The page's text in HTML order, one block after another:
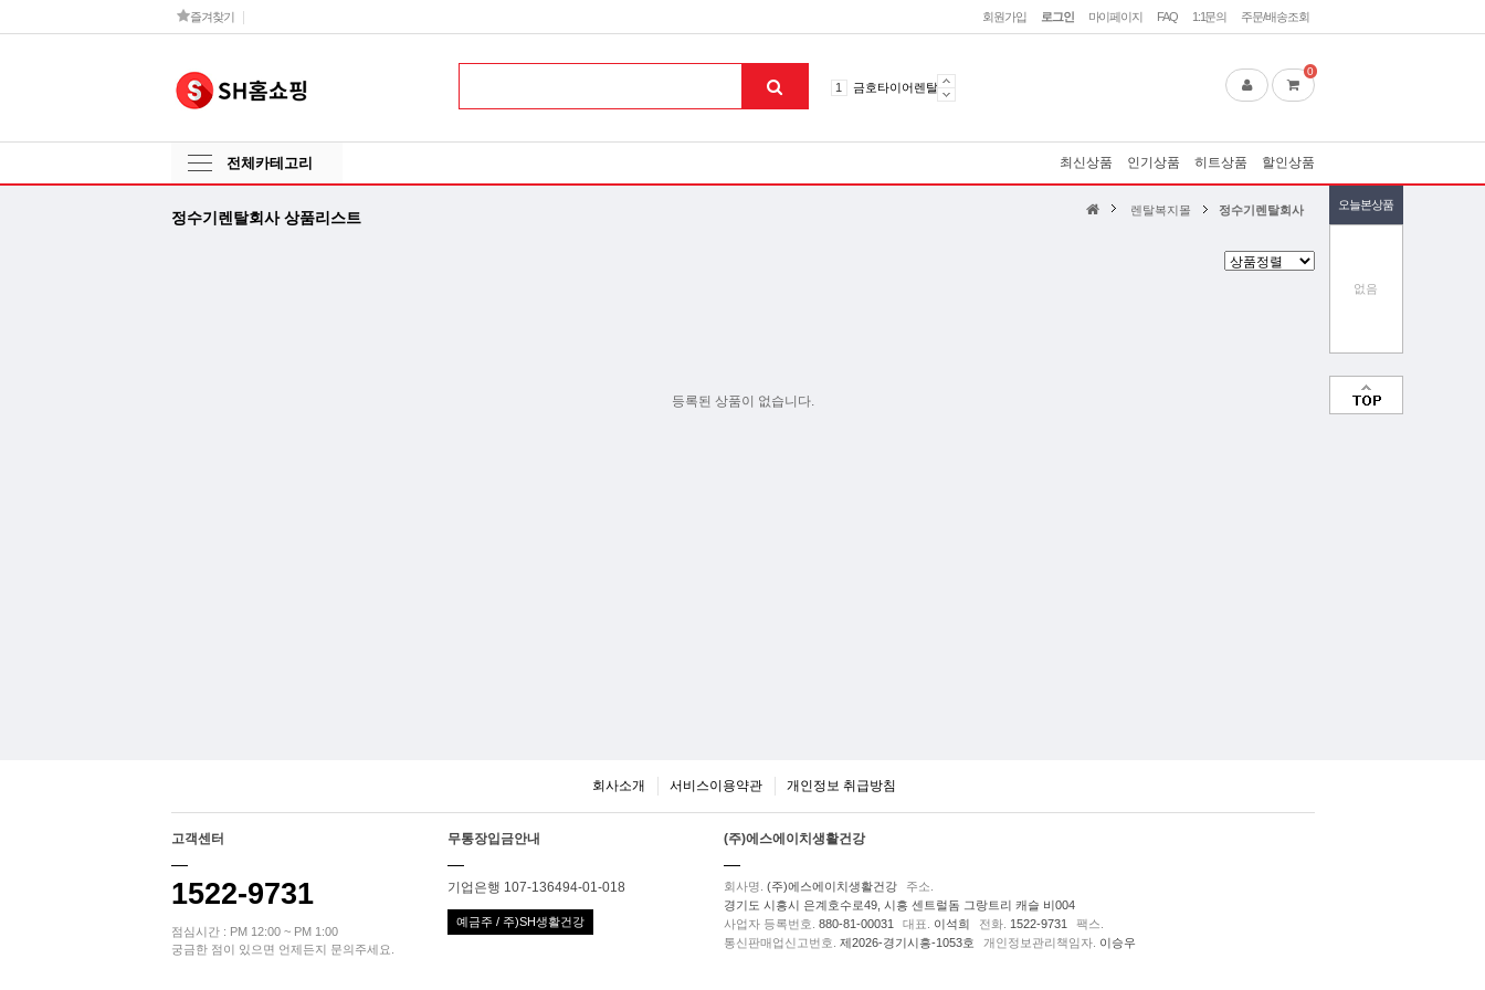
회원가입 로그인 마이페이지 FAQ 1:1문의 주문/배송조회
즐겨찾기
1 금호타이어렌탈
3 라파402
0
전체카테고리 최신상품 인기상품 히트상품 할인상품
정수기렌탈회사 상품리스트
오늘본상품
없음
맨위로
렌탈복지몰 정수기렌탈회사
등록된 상품이 없습니다.
회사소개 서비스이용약관 개인정보 취급방침
고객센터
1522-9731
점심시간 : PM 12:00 ~ PM 1:00
궁금한 점이 있으면 언제든지 문의주세요.
무통장입금안내
기업은행 107-136494-01-018
예금주 / 주)SH생활건강
(주)에스에이치생활건강
회사명. (주)에스에이치생활건강
주소.
경기도 시흥시 은계호수로49, 시흥 센트럴돔 그랑트리 캐슬 비004
사업자 등록번호. 880-81-00031 대표. 이석희 전화. 1522-9731
팩스.
통신판매업신고번호. 제2026-경기시흥-1053호 개인정보관리책임자. 이승우